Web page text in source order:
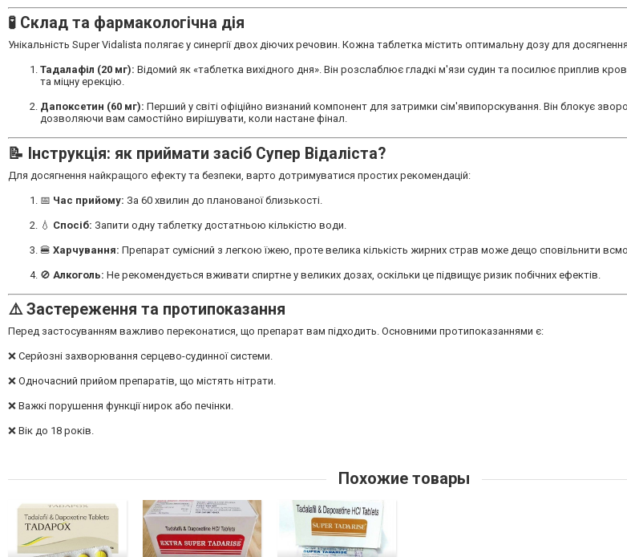
🧪 Склад та фармакологічна дія
Унікальність Super Vidalista полягає у синергії двох діючих речовин. Кожна таблетка містить оптимальну дозу для
Тадалафіл (20 мг): Відомий як «таблетка вихідного дня». Він розслаблює гладкі м'язи судин та посилює приплив
та міцну ерекцію.
Дапоксетин (60 мг): Перший у світі офіційно визнаний компонент для затримки сім'явипорскування. Він блокує
дозволяючи вам самостійно вирішувати, коли настане фінал.
📝 Інструкція: як приймати засіб Супер Відаліста?
Для досягнення найкращого ефекту та безпеки, варто дотримуватися простих рекомендацій:
📅 Час прийому: За 60 хвилин до планованої близькості.
💧 Спосіб: Запити одну таблетку достатньою кількістю води.
🍔 Харчування: Препарат сумісний з легкою їжею, проте велика кількість жирних страв може дещо сповільнити
🚫 Алкоголь: Не рекомендується вживати спиртне у великих дозах, оскільки це підвищує ризик побічних ефектів.
⚠️ Застереження та протипоказання
Перед застосуванням важливо переконатися, що препарат вам підходить. Основними протипоказаннями є:
❌ Серйозні захворювання серцево-судинної системи.
❌ Одночасний прийом препаратів, що містять нітрати.
❌ Важкі порушення функції нирок або печінки.
❌ Вік до 18 років.
Похожие товары